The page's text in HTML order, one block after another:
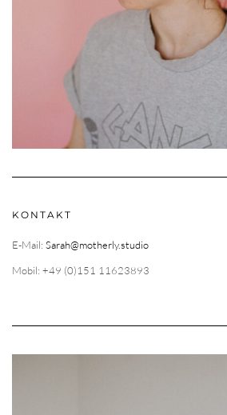
KONTAKT
E-Mail: Sarah@motherly.studio
Mobil: +49 (0)151 11623893